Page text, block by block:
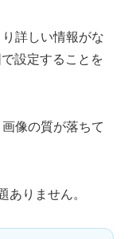
詳しい情報がな
設定することを
像の質が落ちて
ありません。